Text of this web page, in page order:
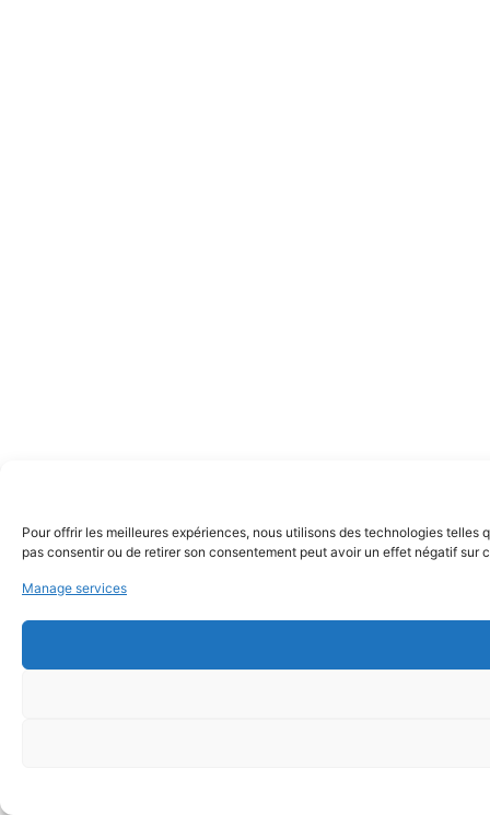
Pour offrir les meilleures expériences, nous utilisons des technologies
pas consentir ou de retirer son consentement peut avoir un effet négatif sur
Manage services